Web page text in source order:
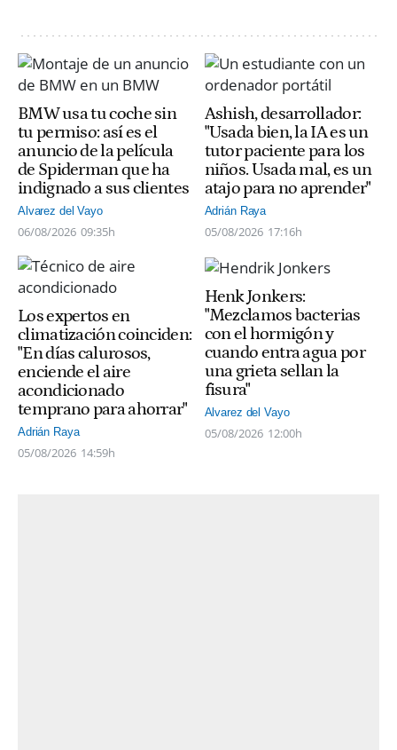
BMW usa tu coche sin
tu permiso: así es el
anuncio de la película
de Spiderman que ha
indignado a sus clientes
Alvarez del Vayo
06/08/2026 09:35h
Ashish, desarrollador:
"Usada bien, la IA es un
tutor paciente para los
niños. Usada mal, es un
atajo para no aprender"
Adrián Raya
05/08/2026 17:16h
Los expertos en
climatización coinciden:
"En días calurosos,
enciende el aire
acondicionado
temprano para ahorrar"
Adrián Raya
05/08/2026 14:59h
Henk Jonkers:
"Mezclamos bacterias
con el hormigón y
cuando entra agua por
una grieta sellan la
fisura"
Alvarez del Vayo
05/08/2026 12:00h